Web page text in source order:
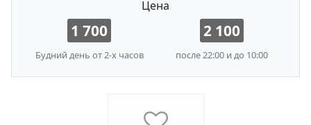
Цена
1 700
Будний день от 2-х часов
2 100
после 22:00 и до 10:00